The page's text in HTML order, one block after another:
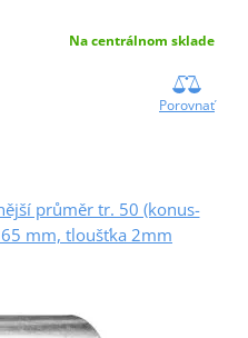
Na centrálnom sklade
Porovnať
průměr tr. 50 (konus-
mm, tloušťka 2mm